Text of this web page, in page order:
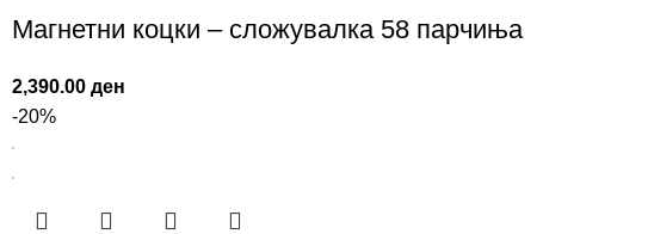
Магнетни коцки – сложувалка 58 парчиња
2,390.00ден
-20%